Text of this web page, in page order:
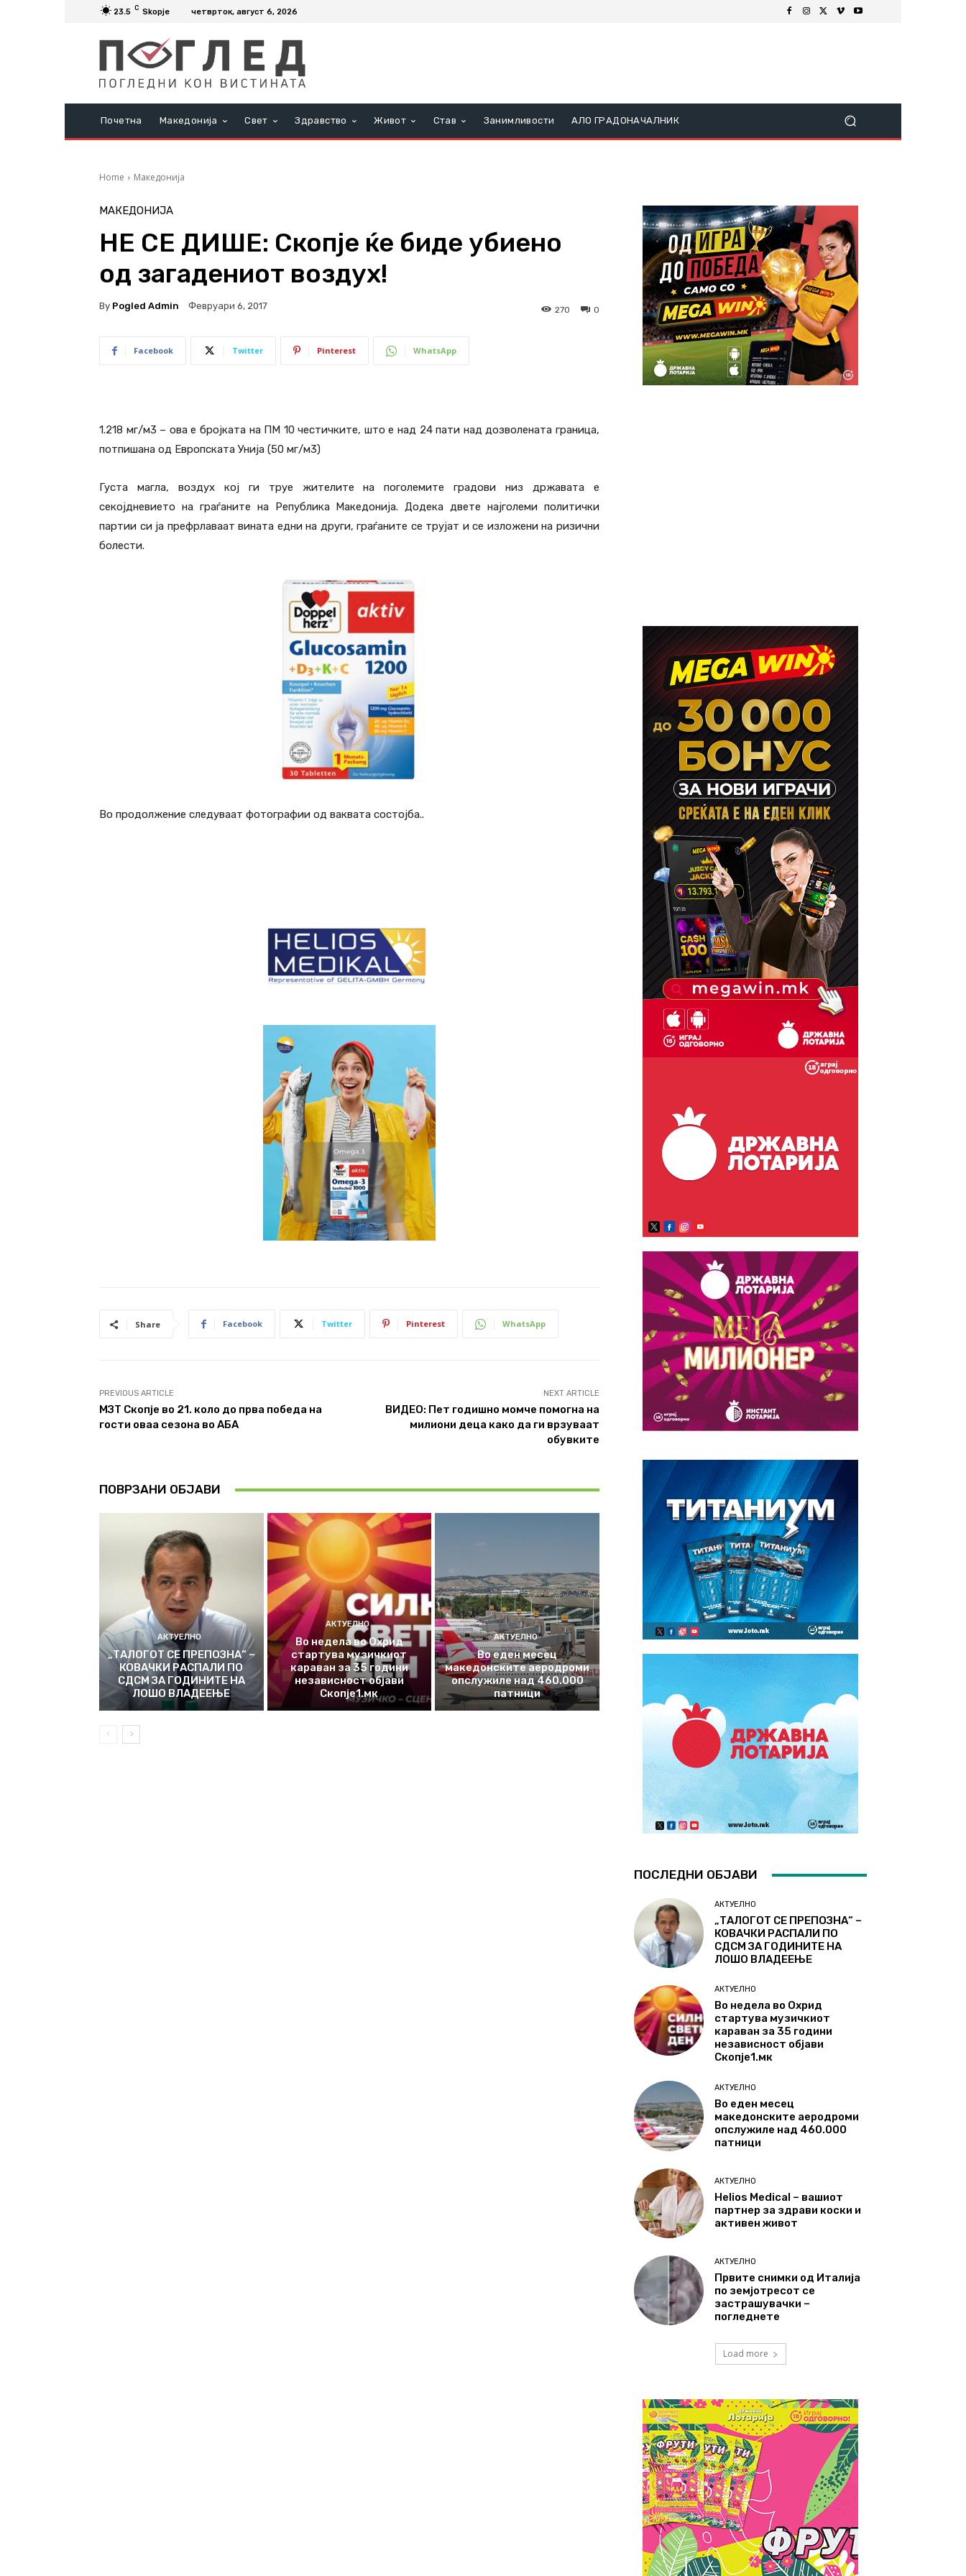
23.5 C Skopje четврток, август 6, 2026
Почетна Македонија Свет Здравство Живот Став Занимливости АЛО ГРАДОНАЧАЛНИК
Home Македонија
МАКЕДОНИЈА
НЕ СЕ ДИШЕ: Скопје ќе биде убиено
од загадениот воздух!
By Pogled Admin Февруари 6, 2017 0
270
Facebook Twitter Pinterest WhatsApp
1.218 мг/м3 – oва е бројката на ПМ 10 честичките, што е над 24 пати над дозволената граница,
потпишана од Европската Унија (50 мг/м3)
Густа магла, воздух кој ги труе жителите на поголемите градови низ државата е
секојдневието на граѓаните на Република Македонија. Додека двете најголеми политички
партии си ја префрлаваат вината едни на други, граѓаните се трујат и се изложени на ризични
болести.
Во продолжение следуваат фотографии од ваквата состојба..
Share Facebook Twitter Pinterest WhatsApp
PREVIOUS ARTICLE
МЗТ Скопје во 21. коло до прва победа на
гости оваа сезона во АБА
NEXT ARTICLE
ВИДЕО: Пет годишно момче помогна на
милиони деца како да ги врзуваат
обувките
ПОВРЗАНИ ОБЈАВИ
АКТУЕЛНО
„ТАЛОГОТ СЕ ПРЕПОЗНА“ –
КОВАЧКИ РАСПАЛИ ПО
СДСМ ЗА ГОДИНИТЕ НА
ЛОШО ВЛАДЕЕЊЕ
АКТУЕЛНО
Во недела во Охрид
стартува музичкиот
караван за 35 години
независност објави
Скопје1.мк
АКТУЕЛНО
Во еден месец
македонските аеродроми
опслужиле над 460.000
патници
ПОСЛЕДНИ ОБЈАВИ
АКТУЕЛНО
„ТАЛОГОТ СЕ ПРЕПОЗНА“ –
КОВАЧКИ РАСПАЛИ ПО
СДСМ ЗА ГОДИНИТЕ НА
ЛОШО ВЛАДЕЕЊЕ
АКТУЕЛНО
Во недела во Охрид
стартува музичкиот
караван за 35 години
независност објави
Скопје1.мк
АКТУЕЛНО
Во еден месец
македонските аеродроми
опслужиле над 460.000
патници
АКТУЕЛНО
Helios Medical – вашиот
партнер за здрави коски и
активен живот
АКТУЕЛНО
Првите снимки од Италија
по земјотресот се
застрашувачки –
погледнете
Load more